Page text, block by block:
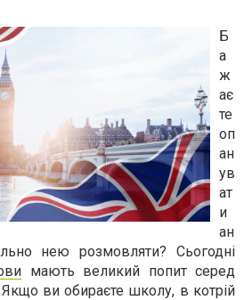
Б
а
ж
ає
те
оп
ан
ув
ат
и
ан
нею розмовляти? Сьогодні
мають великий попит серед
Якщо ви обираєте школу, в котрій